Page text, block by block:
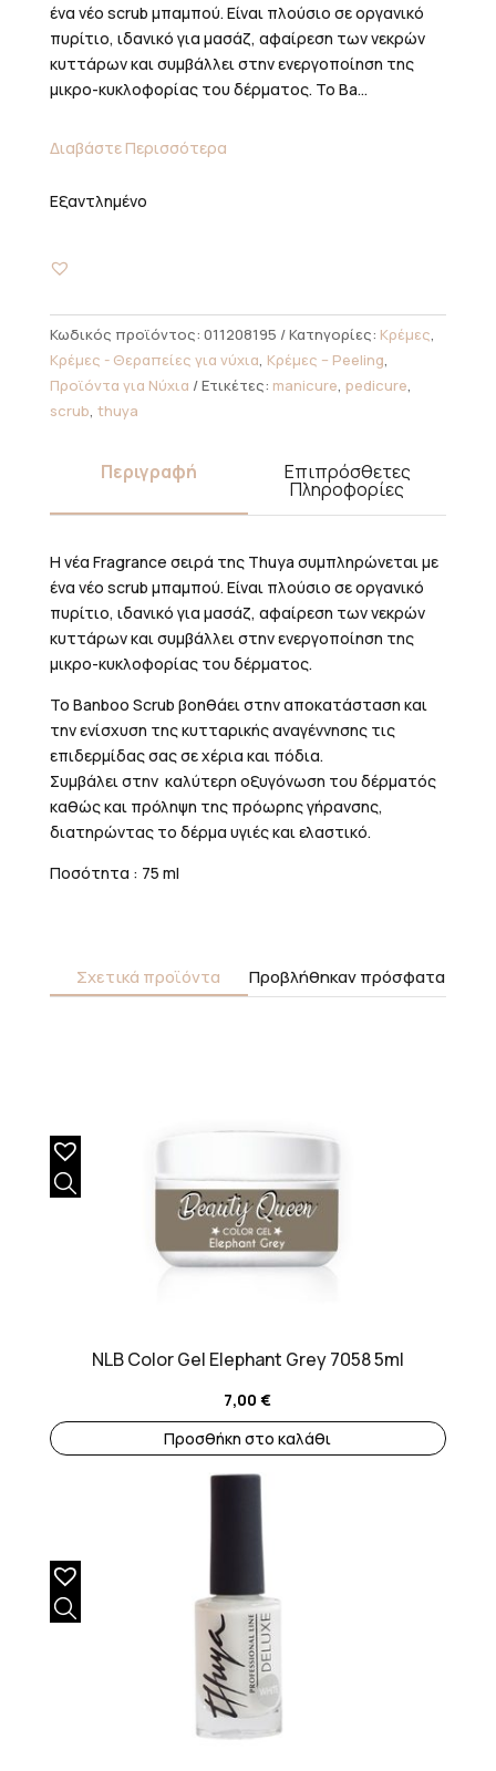
ένα νέο scrub μπαμπού. Είναι πλούσιο σε οργανικό
πυρίτιο, ιδανικό για μασάζ, αφαίρεση των νεκρών
κυττάρων και συμβάλλει στην ενεργοποίηση της
μικρο-κυκλοφορίας του δέρματος. Το Ba...
Διαβάστε Περισσότερα
Εξαντλημένο
Κωδικός προϊόντος: 011208195 Κατηγορίες: Κρέμες
Κρέμες - Θεραπείες για νύχια Κρέμες – Peeling
Προϊόντα για Νύχια
Ετικέτες: manicure pedicure
scrub thuya
Περιγραφή Επιπρόσθετες
Πληροφορίες
Η νέα Fragrance σειρά της Thuya συμπληρώνεται με
ένα νέο scrub μπαμπού. Είναι πλούσιο σε οργανικό
πυρίτιο, ιδανικό για μασάζ, αφαίρεση των νεκρών
κυττάρων και συμβάλλει στην ενεργοποίηση της
μικρο-κυκλοφορίας του δέρματος.
Το Banboo Scrub βοηθάει στην αποκατάσταση και
την ενίσχυση της κυτταρικής αναγέννησης τις
επιδερμίδας σας σε χέρια και πόδια.
Συμβάλει στην καλύτερη οξυγόνωση του δέρματός
καθώς και πρόληψη της πρόωρης γήρανσης,
διατηρώντας το δέρμα υγιές και ελαστικό.
Ποσότητα : 75 ml
Σχετικά προϊόντα Προβλήθηκαν πρόσφατα
NLB Color Gel Elephant Grey 7058 5ml
7,00€
Προσθήκη στο καλάθι